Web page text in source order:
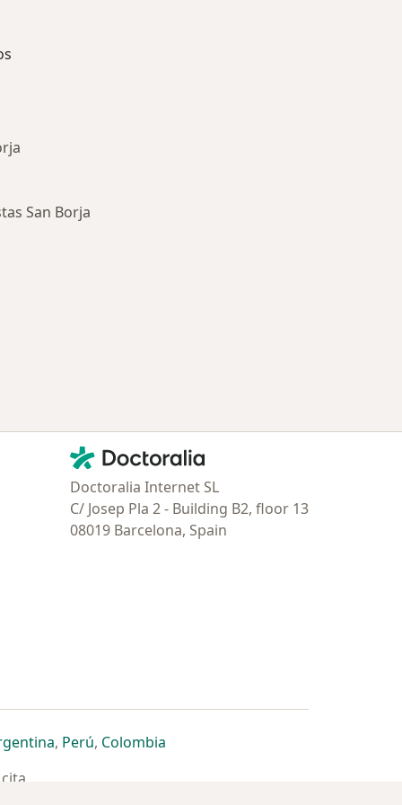
San Borja
Contacto
Doctoralia - Página de inicio
Doctoralia Internet SL
C/ Josep Pla 2 - Building B2, floor 13
08019 Barcelona, Spain
pestaña
una nueva pestaña
en una nueva pestaña
se abre en una nueva pestaña
, Perúse abre en una nueva pestaña
, Colombiase abre en una nueva pestaña